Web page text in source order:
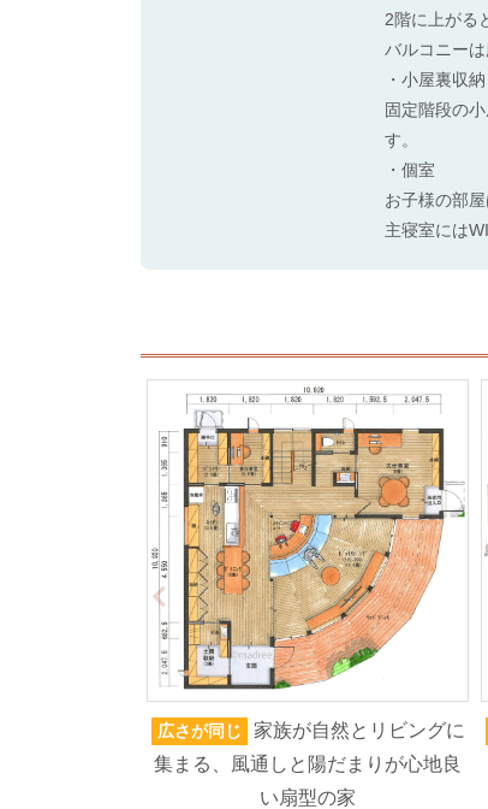
2階に上がる
バルコニー
・小屋裏収納
固定階段の
す。
・個室
お子様の部
主寝室には
広さが同じ
家族が自然とリビングに
集まる、風通しと陽だまりが心地良
い扇型の家